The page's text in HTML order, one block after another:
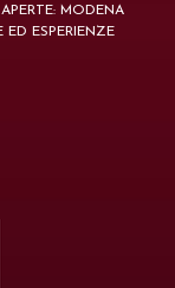
MODENA
ED ESPERIENZE